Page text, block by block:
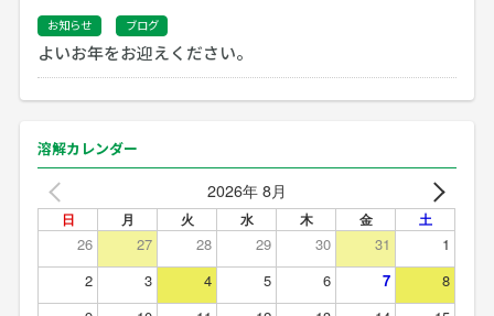
お知らせ ブログ
よいお年をお迎えください。
溶解カレンダー
2026年 8月
日 月 火 水 木 金 土
26 27 28 29 30 31
1
2
3 4 5 6 7
8